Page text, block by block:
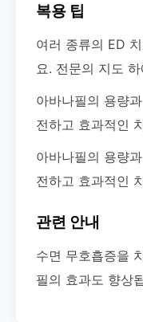
복용 팁
여러 종류의 ED
요. 전문의 지도
아바나필의 용량
전하고 효과적인
아바나필의 용량
전하고 효과적인
관련 안내
수면 무호흡증을
필의 효과도 향상